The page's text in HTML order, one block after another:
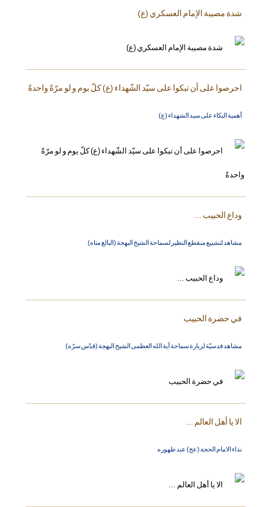
شدة مصيبة الإمام العسكري (ع)
احرصوا على أن تبكوا على سيّد الشّهداء (ع) كلّ يوم و لو مرّةً واحدةً
أهمية البكاء على سيد الشهداء (ع)
وداع الحبيب ...
مشاهد لتشييع منقطع النظير لسماحة الشيخ البهجة (البالغ مناه)
في حضرة الحبيب
مشاهد قدسيّة لزيارة سماحة آية الله العظمى الشيخ البهجة (قدّس سرّه)
الا يا أهل العالم ...
نداء الامام الحجة (عج) عند ظهوره